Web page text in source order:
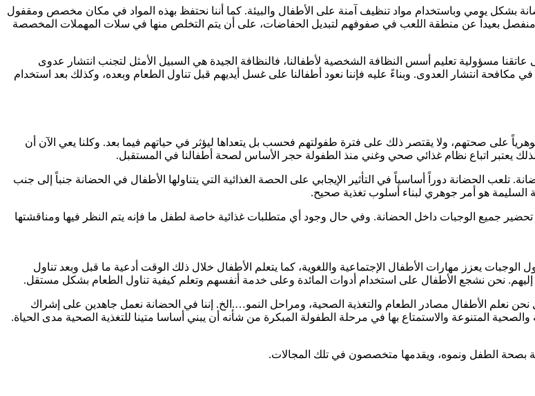
بشكل يومي وباستخدام مواد تنظيف آمنة على الأطفال والبيئة. كما أننا نحتفظ بهذه المواد في مكان مخصص ومقفول
بعيداً عن منطقة اللعب في صفوفهم لتبديل الحفاضات، على أن يتم التخلص منها في سلات المهملات المخصصة
عاتقنا مسؤولية تعليم أسس النظافة الشخصية لأطفالنا، فالنظافة الجيدة هي السبيل الأمثل لتجنب انتشار عدوى
مكافحة انتشار العدوى. وبناءً عليه فإننا نعود أطفالنا على غسل أيديهم قبل تناول الطعام وبعده، وكذلك بعد استخدام
على صحتهم، ولا يقتصر ذلك على فترة طفولتهم فحسب بل يتعداها ليؤثر في حياتهم فيما بعد. وكلنا يعي الآن أن
يعتبر اتباع نظام غذائي صحي وغني منذ الطفولة حجر الأساس لصحة أطفالنا في المستقبل.
تلعب الحضانة دوراً أساسياً في التأثير الإيجابي على الحصة الغذائية التي يتناولها الأطفال في الحضانة جنباً إلى جنب
السليمة هو أمر جوهري لبناء أسلوب تغذية صحيح.
تحضير جميع الوجبات داخل الحضانة. وفي حال وجود أي متطلبات غذائية خاصة لطفل ما فإنه يتم النظر فيها ومناقشتها
يعزز مهارات الأطفال الإجتماعية واللغوية، كما يتعلم الأطفال خلال ذلك الوقت أدعية ما قبل وبعد تناول
إليهم. نحن نشجع الأطفال على استخدام أدوات المائدة وعلى خدمة أنفسهم وتعلم كيفية تناول الطعام بشكل مستقل.
نحن نعلم الأطفال مصادر الطعام والتغذية الصحية، ومراحل النمو….الخ. إننا في الحضانة نعمل جاهدين على إشراك
المتنوعة والاستمتاع بها في مرحلة الطفولة المبكرة من شأنه أن يبني أساسا متينا للتغذية الصحية مدى الحياة.
بصحة الطفل ونموه، ويقدمها متخصصون في تلك المجالات.